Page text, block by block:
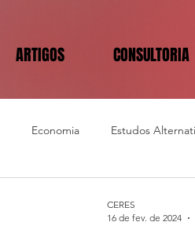
ARTIGOS CONSULTORIA
Economia Estudos
CERES
16 de fev. de 2024